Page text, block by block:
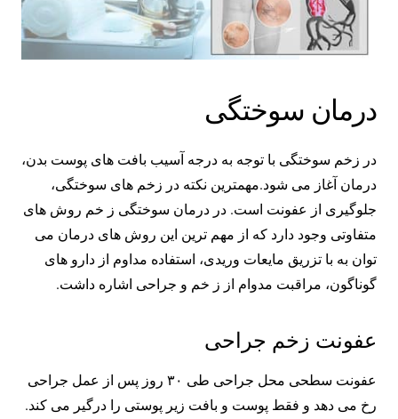
درمان سوختگی
در زخم سوختگی با توجه به درجه آسیب بافت های پوست بدن،
درمان آغاز می شود.مهمترین نکته در زخم های سوختگی،
جلوگیری از عفونت است. در درمان سوختگی ز خم‌ روش های
متفاوتی وجود دارد که از مهم ترین این روش های درمان می
توان به با تزریق مایعات وریدی، استفاده مداوم از دارو های
گوناگون، مراقبت مدوام از ز خم و جراحی اشاره داشت.
عفونت زخم جراحی
عفونت سطحی محل جراحی طی ۳۰ روز پس از عمل جراحی
رخ می دهد و فقط پوست و بافت زیر پوستی را درگیر می کند.